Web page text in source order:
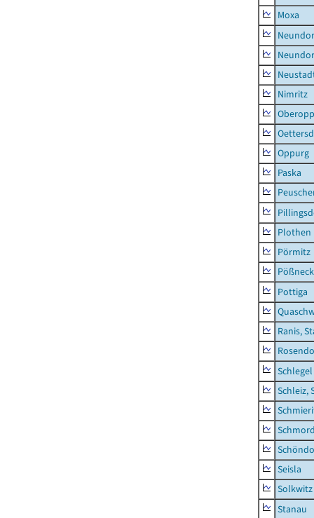
Moxa
Nimritz
Oppurg
Paska
Plothen
Pörmitz
Pottiga
Ranis,
Schlegel
Schleiz,
Seisla
Solkwitz
Stanau